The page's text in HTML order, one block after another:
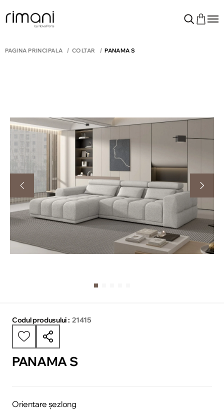
PAGINA PRINCIPALĂ COLTAR PANAMA S
Codul produsului : 21415
PANAMA S
Orientare șezlong